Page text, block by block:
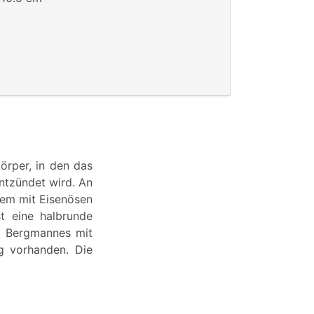
in den das
wird. An
mit Eisenösen
eine halbrunde
mit
vorhanden. Die